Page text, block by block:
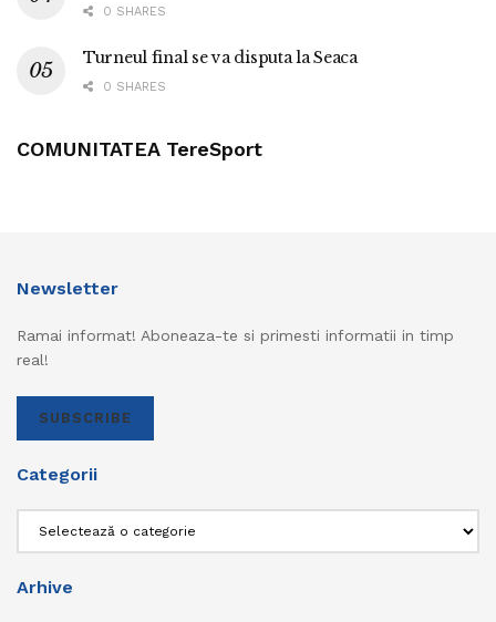
0 SHARES
Turneul final se va disputa la Seaca
0 SHARES
COMUNITATEA TereSport
Newsletter
Ramai informat! Aboneaza-te si primesti informatii in timp
real!
SUBSCRIBE
Categorii
Arhive